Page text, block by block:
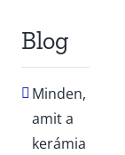
Blog
Minden,
amit a
kerámia